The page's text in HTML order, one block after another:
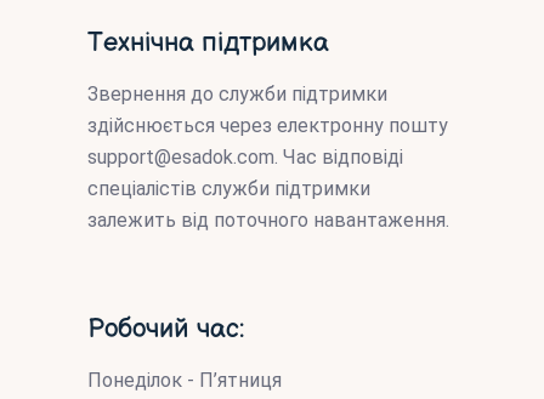
Технічна підтримка
Звернення до служби підтримки
здійснюється через електронну пошту
support@esadok.com. Час відповіді
спеціалістів служби підтримки
залежить від поточного навантаження.
Робочий час:
Понеділок - П’ятниця